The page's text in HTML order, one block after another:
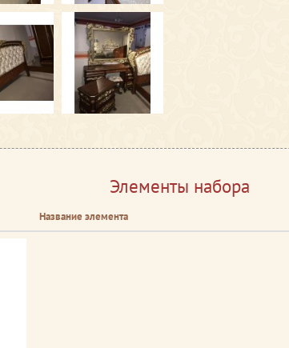
Элементы набора
Название элемента